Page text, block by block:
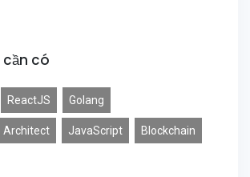
có
ReactJS Golang
Architect JavaScript Blockchain